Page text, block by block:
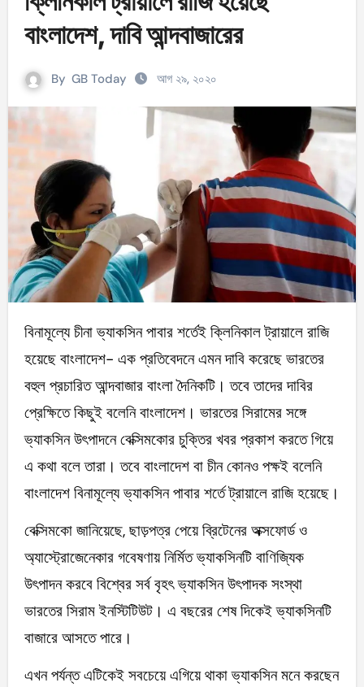
বাংলাদেশ, দাবি আন্দবাজারের
By GB Today আগ ২৯, ২০২০
বিনামূল্যে চীনা ভ্যাকসিন পাবার শর্তেই ক্লিনিকাল ট্রায়ালে রাজি
হয়েছে বাংলাদেশ- এক প্রতিবেদনে এমন দাবি করেছে ভারতের
বহুল প্রচারিত আন্দবাজার বাংলা দৈনিকটি। তবে তাদের দাবির
প্রেক্ষিতে কিছুই বলেনি বাংলাদেশ। ভারতের সিরামের সঙ্গে
ভ্যাকসিন উৎপাদনে বেক্সিমকোর চুক্তির খবর প্রকাশ করতে গিয়ে
এ কথা বলে তারা। তবে বাংলাদেশ বা চীন কোনও পক্ষই বলেনি
বাংলাদেশ বিনামূল্যে ভ্যাকসিন পাবার শর্তে ট্রায়ালে রাজি হয়েছে।
বেক্সিমকো জানিয়েছে, ছাড়পত্র পেয়ে ব্রিটেনের অক্সফোর্ড ও
অ্যাস্ট্রোজেনেকার গবেষণায় নির্মিত ভ্যাকসিনটি বাণিজ্যিক
উৎপাদন করবে বিশ্বের সর্ব বৃহৎ ভ্যাকসিন উৎপাদক সংস্থা
ভারতের সিরাম ইনস্টিটিউট। এ বছরের শেষ দিকেই ভ্যাকসিনটি
বাজারে আসতে পারে।
এখন পর্যন্ত এটিকেই সবচেয়ে এগিয়ে থাকা ভ্যাকসিন মনে করছেন